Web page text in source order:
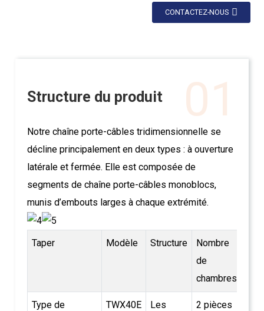
CONTACTEZ-NOUS
01
Structure du produit
Notre chaîne porte-câbles tridimensionnelle se
décline principalement en deux types : à ouverture
latérale et fermée. Elle est composée de
segments de chaîne porte-câbles monoblocs,
munis d’embouts larges à chaque extrémité.
Taper Modèle Structure
Nombre
de
chambres
Type de
TWX40E
Les
2 pièces